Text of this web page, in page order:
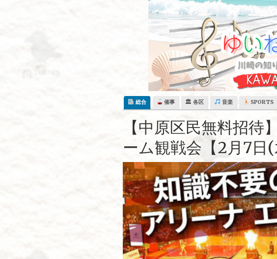
総合 催事 🏛 各区 音楽 SPORTS
【中原区民無料招
ーム観戦会【2月7日